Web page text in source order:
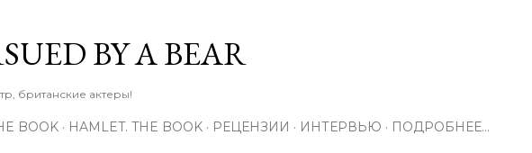
BY A BEAR
британские актеры!
BOOK HAMLET. THE BOOK РЕЦЕНЗИИ ИНТЕРВЬЮ ПОДРОБНЕЕ…